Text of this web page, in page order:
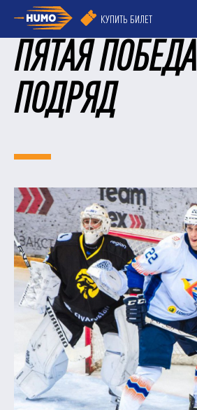
КУПИТЬ БИЛЕТ
ПЯТАЯ ПОБЕДА
ПОДРЯД